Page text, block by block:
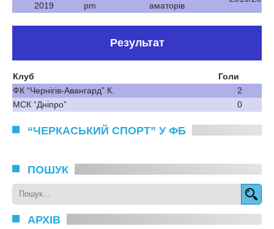
2019
pm
аматорів
Результат
Клуб
Голи
ФК “Чернігів-Авангард” К.
2
МСК “Дніпро”
0
“ЧЕРКАСЬКИЙ СПОРТ” У ФБ
ПОШУК
АРХІВ